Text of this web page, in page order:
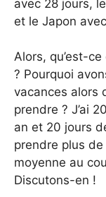
avec 28 jours,
et le Japon
Alors, qu’est-
? Pourquoi
vacances alors
prendre ? J’ai
an et 20 jours
prendre plus
moyenne au
Discutons-en !